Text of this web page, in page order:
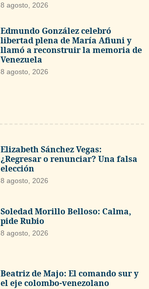
8 agosto, 2026
Edmundo González celebró
libertad plena de María Afiuni y
llamó a reconstruir la memoria de
Venezuela
8 agosto, 2026
Elizabeth Sánchez Vegas:
¿Regresar o renunciar? Una falsa
elección
8 agosto, 2026
Soledad Morillo Belloso: Calma,
pide Rubio
8 agosto, 2026
Beatriz de Majo: El comando sur y
el eje colombo-venezolano